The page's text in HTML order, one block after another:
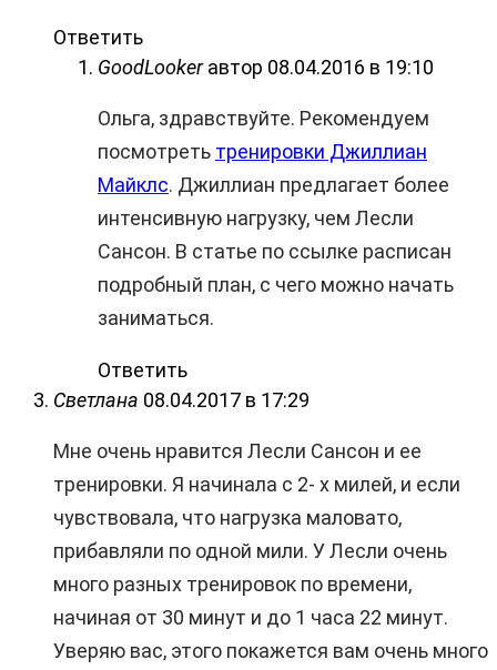
Ответить
GoodLooker автор 08.04.2016 в 19:10
Ольга, здравствуйте. Рекомендуем
посмотреть тренировки Джиллиан
Майклс. Джиллиан предлагает более
интенсивную нагрузку, чем Лесли
Сансон. В статье по ссылке расписан
подробный план, с чего можно начать
заниматься.
Ответить
Светлана 08.04.2017 в 17:29
Мне очень нравится Лесли Сансон и ее
тренировки. Я начинала с 2- х милей, и если
чувствовала, что нагрузка маловато,
прибавляли по одной мили. У Лесли очень
много разных тренировок по времени,
начиная от 30 минут и до 1 часа 22 минут.
Уверяю вас, этого покажется вам очень много